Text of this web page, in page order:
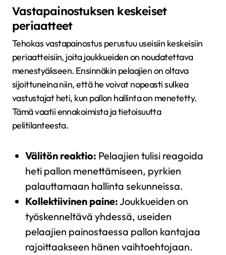
Vastapainostuksen keskeiset
periaatteet
Tehokas vastapainostus perustuu useisiin keskeisiin
periaatteisiin, joita joukkueiden on noudatettava
menestyäkseen. Ensinnäkin pelaajien on oltava
sijoittuneina niin, että he voivat nopeasti sulkea
vastustajat heti, kun pallon hallinta on menetetty.
Tämä vaatii ennakoimista ja tietoisuutta
pelitilanteesta.
Välitön reaktio: Pelaajien tulisi reagoida
heti pallon menettämiseen, pyrkien
palauttamaan hallinta sekunneissa.
Kollektiivinen paine:Joukkueiden on
työskenneltävä yhdessä, useiden
pelaajien painostaessa pallon kantajaa
rajoittaakseen hänen vaihtoehtojaan.